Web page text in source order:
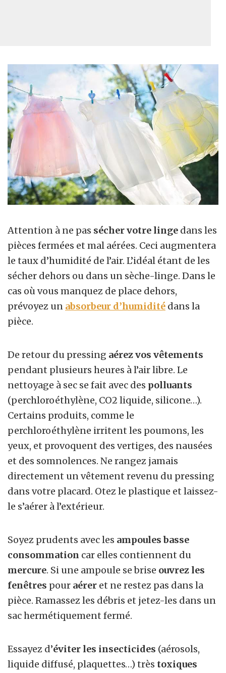
Attention à ne pas sécher votre linge dans les
pièces fermées et mal aérées. Ceci augmentera
le taux d’humidité de l’air. L’idéal étant de les
sécher dehors ou dans un sèche-linge. Dans le
cas où vous manquez de place dehors,
prévoyez un absorbeur d’humidité dans la
pièce.
De retour du pressing aérez vos vêtements
pendant plusieurs heures à l’air libre. Le
nettoyage à sec se fait avec des polluants
(perchloroéthylène, CO2 liquide, silicone…).
Certains produits, comme le
perchloroéthylène irritent les poumons, les
yeux, et provoquent des vertiges, des nausées
et des somnolences. Ne rangez jamais
directement un vêtement revenu du pressing
dans votre placard. Otez le plastique et laissez-
le s’aérer à l’extérieur.
Soyez prudents avec les ampoules basse
consommation car elles contiennent du
mercure. Si une ampoule se brise ouvrez les
fenêtres pour aérer et ne restez pas dans la
pièce. Ramassez les débris et jetez-les dans un
sac hermétiquement fermé.
Essayez d’éviter les insecticides (aérosols,
liquide diffusé, plaquettes…) très toxiques